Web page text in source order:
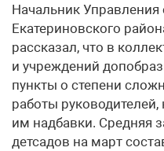
Начальник Управления
Екатериновского
рассказал, что в
и учреждений
пункты о степени
работы
им надбавки. Средняя
детсадов на март